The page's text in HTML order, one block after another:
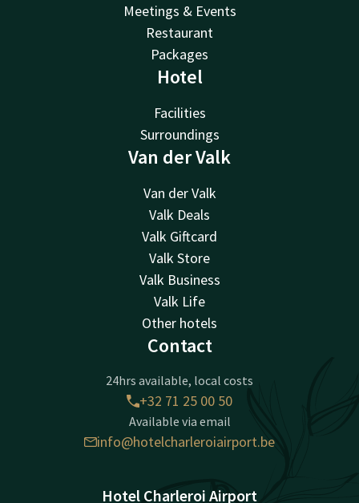
Meetings & Events
Restaurant
Packages
Hotel
Facilities
Surroundings
Van der Valk
Van der Valk
Valk Deals
Valk Giftcard
Valk Store
Valk Business
Valk Life
Other hotels
Contact
24hrs available, local costs
+32 71 25 00 50
Available via email
info@hotelcharleroiairport.be
Hotel Charleroi Airport